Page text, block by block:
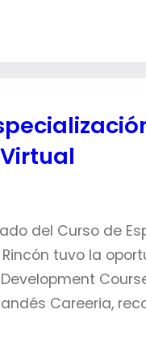
del Curso de
tuvo la
Careeria,